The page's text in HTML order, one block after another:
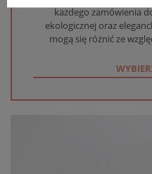
każdego zamówienia
ekologicznej oraz
mogą się różnić ze